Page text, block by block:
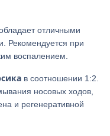
отличными
Рекомендуется при
воспалением.
в соотношении 1:2.
носовых ходов,
и регенеративной